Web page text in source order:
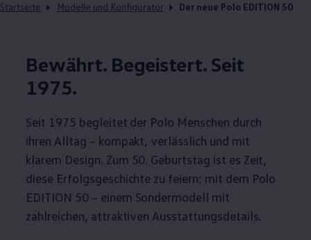
Startseite Modelle und Konfigurator Der neue Polo EDITION 50
Bewährt. Begeistert. Seit
1975.
Seit 1975 begleitet der Polo Menschen durch
ihren Alltag – kompakt, verlässlich und mit
klarem Design. Zum 50. Geburtstag ist es Zeit,
diese Erfolgsgeschichte zu feiern: mit dem Polo
EDITION 50 – einem Sondermodell mit
zahlreichen, attraktiven Ausstattungsdetails.